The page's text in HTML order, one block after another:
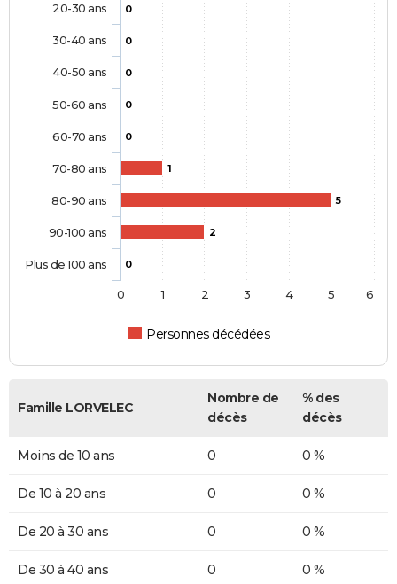
0
0
0
0
0
1
5
2
0
Personnes décédées
20-30 ans
30-40 ans
40-50 ans
50-60 ans
60-70 ans
70-80 ans
80-90 ans
90-100 ans
Plus de 100 ans
0 1 2 3 4 5 6
Famille LORVELEC
Nombre de
décès
% des
décès
Moins de 10 ans 0 0 %
De 10 à 20 ans 0 0 %
De 20 à 30 ans 0 0 %
De 30 à 40 ans 0 0 %